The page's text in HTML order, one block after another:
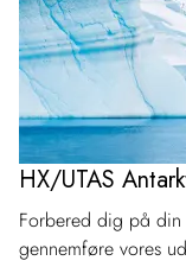
HX/UTAS
Forbered dig på
gennemføre vores